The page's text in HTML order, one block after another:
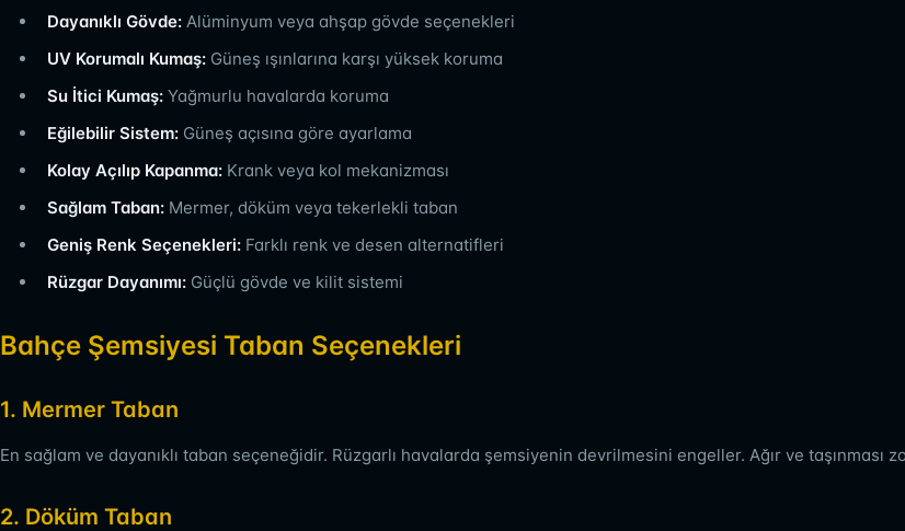
Dayanıklı Gövde: Alüminyum veya ahşap gövde seçenekleri
UV Korumalı Kumaş: Güneş ışınlarına karşı yüksek koruma
Su İtici Kumaş: Yağmurlu havalarda koruma
Eğilebilir Sistem: Güneş açısına göre ayarlama
Kolay Açılıp Kapanma: Krank veya kol mekanizması
Sağlam Taban: Mermer, döküm veya tekerlekli taban
Geniş Renk Seçenekleri: Farklı renk ve desen alternatifleri
Rüzgar Dayanımı: Güçlü gövde ve kilit sistemi
Bahçe Şemsiyesi Taban Seçenekleri
1. Mermer Taban
En sağlam ve dayanıklı taban seçeneğidir. Rüzgarlı havalarda şemsiyenin devrilmesini engeller. Ağır ve taşınması
2. Döküm Taban